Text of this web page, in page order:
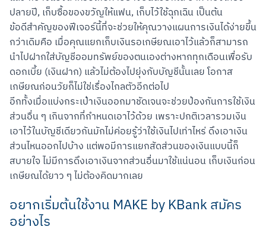
สแกนเพื่อดาวน์โหลด
ปลายปี, เก็บซื้อของขวัญให้แฟน, เก็บไว้ใช้ฉุกเฉิน เป็นต้น
ข้อดีสำคัญของฟีเจอร์นี้ที่จะช่วยให้คุณวางแผนการเงินได้ง่ายขึ้น
กว่าเดิมคือ เมื่อคุณแยกเก็บเงินรอเกษียณเอาไว้แล้วก็สามารถ
นำไปฝากใส่บัญชีออมทรัพย์ของตนเองต่างหากทุกเดือนเพื่อรับ
ดอกเบี้ย (เงินฝาก) แล้วไม่ต้องไปยุ่งกับบัญชีนั้นเลย โอกาส
เกษียณก่อนวัยก็ไม่ใช่เรื่องไกลตัวอีกต่อไป
อีกทั้งเมื่อแบ่งกระเป๋าเงินออกมาชัดเจนจะช่วยป้องกันการใช้เงิน
ส่วนอื่น ๆ เกินจากที่กำหนดเอาไว้ด้วย เพราะปกติเวลารวมเงิน
เอาไว้ในบัญชีเดียวกันมักไม่ค่อยรู้ว่าใช้เงินไปเท่าไหร่ ดึงเอาเงิน
ส่วนไหนออกไปบ้าง แต่พอมีการแยกสัดส่วนของเงินแบบนี้ก็
สบายใจ ไม่มีการดึงเอาเงินจากส่วนอื่นมาใช้แน่นอน เก็บเงินก่อน
เกษียณได้ยาว ๆ ไม่ต้องคิดมากเลย
อยากเริ่มต้นใช้งาน MAKE by KBank สมัคร
อย่างไร